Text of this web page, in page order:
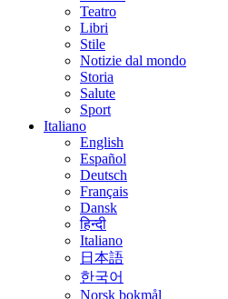
Teatro
Libri
Stile
Notizie dal mondo
Storia
Salute
Sport
Italiano
English
Español
Deutsch
Français
Dansk
हिन्दी
Italiano
日本語
한국어
Norsk bokmål